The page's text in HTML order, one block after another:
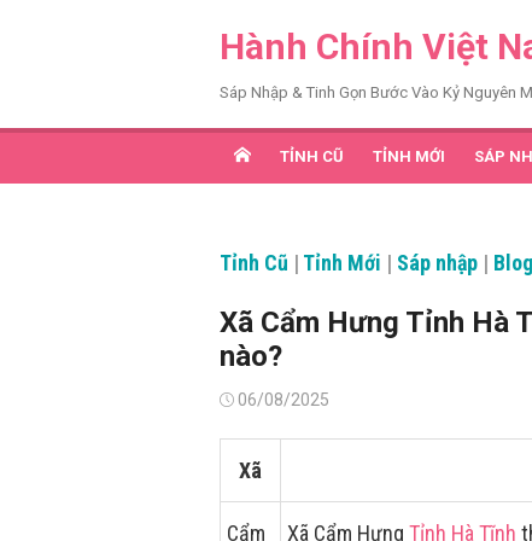
Hành Chính Việt
Sáp Nhập & Tinh Gọn Bước Vào Kỷ Nguyên
TỈNH CŨ TỈNH MỚI SÁP
Tỉnh Cũ | Tỉnh Mới | Sáp nhập | Blog
Xã Cẩm Hưng Tỉnh Hà
nào?
Đăng06/08/2025
Xã
Cẩm
Xã Cẩm Hưng Tỉnh Hà Tĩnh